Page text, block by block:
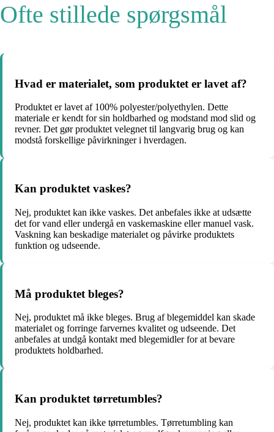
Ofte stillede spørgsmål
Hvad er materialet, som produktet er lavet af?
Produktet er lavet af 100% polyester/polyethylen. Dette
materiale er kendt for sin holdbarhed og modstand mod slid og
revner. Det gør produktet velegnet til langvarig brug og kan
modstå forskellige påvirkninger i hverdagen.
Kan produktet vaskes?
Nej, produktet kan ikke vaskes. Det anbefales ikke at udsætte
det for vand eller undergå en vaskemaskine eller manuel vask.
Vaskning kan beskadige materialet og påvirke produktets
funktion og udseende.
Må produktet bleges?
Nej, produktet må ikke bleges. Brug af blegemiddel kan skade
materialet og forringe farvernes kvalitet og udseende. Det
anbefales at undgå kontakt med blegemidler for at bevare
produktets holdbarhed.
Kan produktet tørretumbles?
Nej, produktet kan ikke tørretumbles. Tørretumbling kan